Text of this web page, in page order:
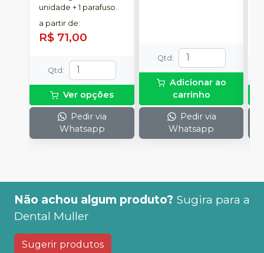
unidade + 1 parafuso.
a partir de:
R$ 71,00
Qtd :
Ver opções
Pedir via
Whatsapp
Qtd :
Adicionar ao
carrinho
Pedir via
Whatsapp
Não achou algum produto? Sugira para a
Dental Muller
Sugerir produtos